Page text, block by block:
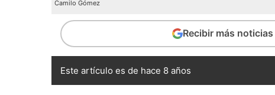
Camilo Gómez
Recibir más
Este artículo es de hace 8 años